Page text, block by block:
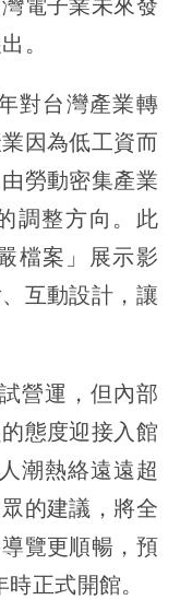
。
對台灣產業轉
因為低工資而
勞動密集產業
調整方向。此
檔案」展示影
互動設計，讓
營運，但內部
態度迎接入館
潮熱絡遠遠超
的建議，將全
覽更順暢，預
正式開館。